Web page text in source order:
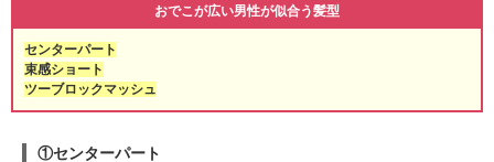
おでこが広い男性が似合う髪型
センターパート
束感ショート
ツーブロックマッシュ
①センターパート